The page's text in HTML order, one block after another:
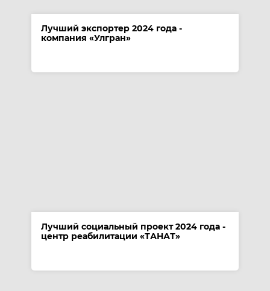
Лучший экспортер 2024 года -
компания «Улгран»
Лучший социальный проект 2024 года -
центр реабилитации «ТАНАТ»